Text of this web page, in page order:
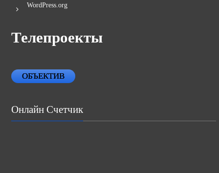
WordPress.org
Телепроекты
ОБЪЕКТИВ
Онлайн Счетчик